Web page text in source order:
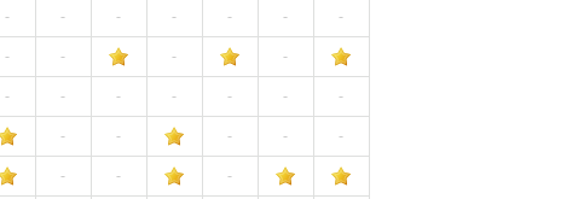
- - - - - - -
- - - -
- - - - - - -
- - - - -
- - -